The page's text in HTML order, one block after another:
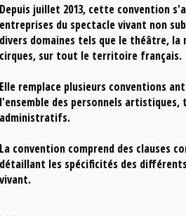
juillet 2013, cette convention
du spectacle vivant non
domaines tels que le théâtre, la
sur tout le territoire français.
remplace plusieurs conventions
des personnels artistiques,
convention comprend des clauses
les spécificités des